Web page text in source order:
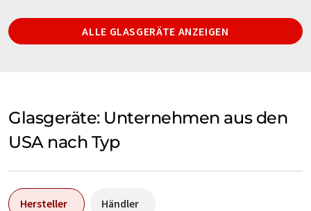
ALLE GLASGERÄTE ANZEIGEN
Glasgeräte: Unternehmen aus den
USA nach Typ
Hersteller Händler